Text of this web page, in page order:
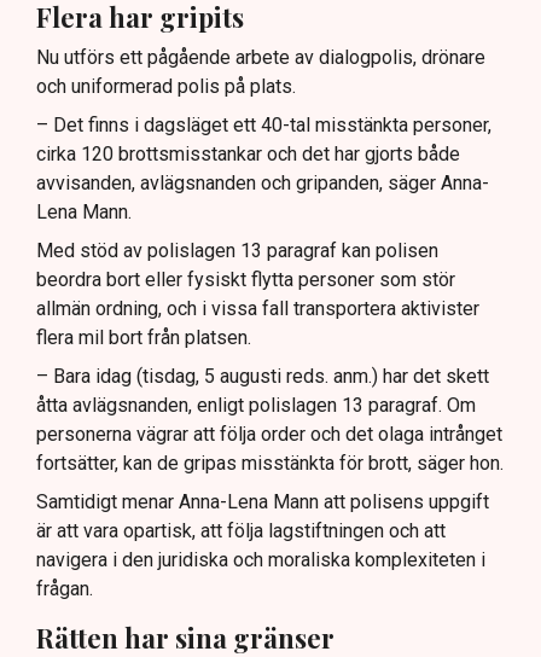
Flera har gripits
Nu utförs ett pågående arbete av dialogpolis, drönare
och uniformerad polis på plats.
– Det finns i dagsläget ett 40-tal misstänkta personer,
cirka 120 brottsmisstankar och det har gjorts både
avvisanden, avlägsnanden och gripanden, säger Anna-
Lena Mann.
Med stöd av polislagen 13 paragraf kan polisen
beordra bort eller fysiskt flytta personer som stör
allmän ordning, och i vissa fall transportera aktivister
flera mil bort från platsen.
– Bara idag (tisdag, 5 augusti reds. anm.) har det skett
åtta avlägsnanden, enligt polislagen 13 paragraf. Om
personerna vägrar att följa order och det olaga intrånget
fortsätter, kan de gripas misstänkta för brott, säger hon.
Samtidigt menar Anna-Lena Mann att polisens uppgift
är att vara opartisk, att följa lagstiftningen och att
navigera i den juridiska och moraliska komplexiteten i
frågan.
Rätten har sina gränser